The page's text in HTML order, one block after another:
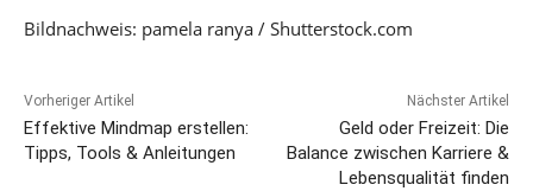
Bildnachweis: pamela ranya / Shutterstock.com
Vorheriger Artikel
Effektive Mindmap erstellen:
Tipps, Tools & Anleitungen
Nächster Artikel
Geld oder Freizeit: Die
Balance zwischen Karriere &
Lebensqualität finden